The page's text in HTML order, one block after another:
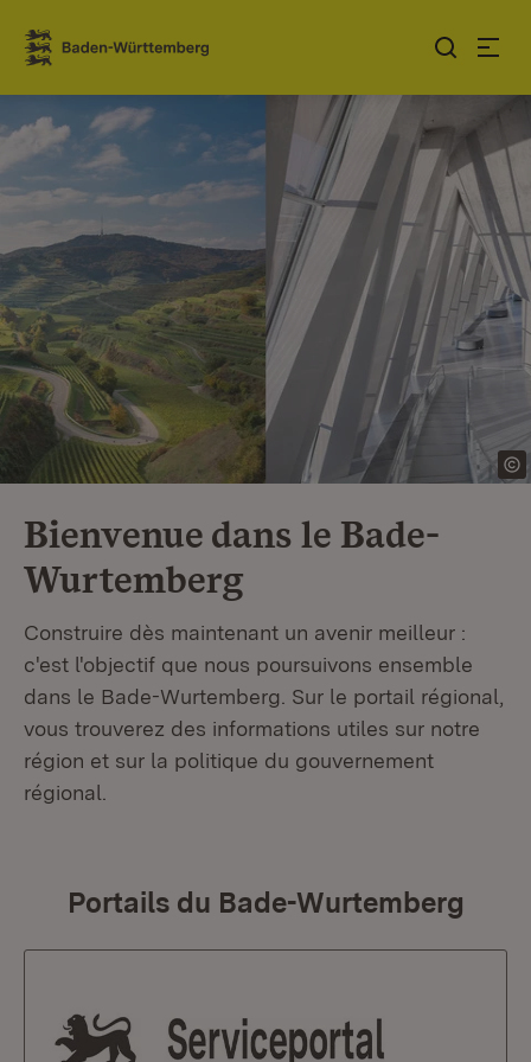
Sauter au contenu
Link zur Startseite
Bienvenue dans le Bade-
Wurtemberg
Construire dès maintenant un avenir meilleur :
c'est l'objectif que nous poursuivons ensemble
dans le Bade-Wurtemberg. Sur le portail régional,
vous trouverez des informations utiles sur notre
région et sur la politique du gouvernement
régional.
Portails du Bade-Wurtemberg